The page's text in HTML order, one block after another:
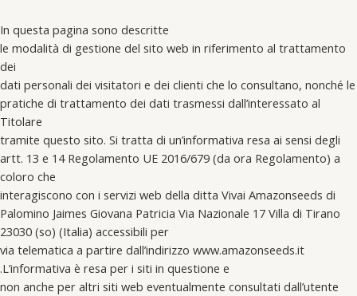
In questa pagina sono descritte
le modalità di gestione del sito web in riferimento al trattamento
dei
dati personali dei visitatori e dei clienti che lo consultano, nonché le
pratiche di trattamento dei dati trasmessi dall’interessato al
Titolare
tramite questo sito. Si tratta di un’informativa resa ai sensi degli
artt. 13 e 14 Regolamento UE 2016/679 (da ora Regolamento) a
coloro che
interagiscono con i servizi web della ditta Vivai Amazonseeds di
Palomino Jaimes Giovana Patricia Via Nazionale 17 Villa di Tirano
23030 (so) (Italia) accessibili per
via telematica a partire dall’indirizzo www.amazonseeds.it
.L’informativa è resa per i siti in questione e
non anche per altri siti web eventualmente consultati dall’utente